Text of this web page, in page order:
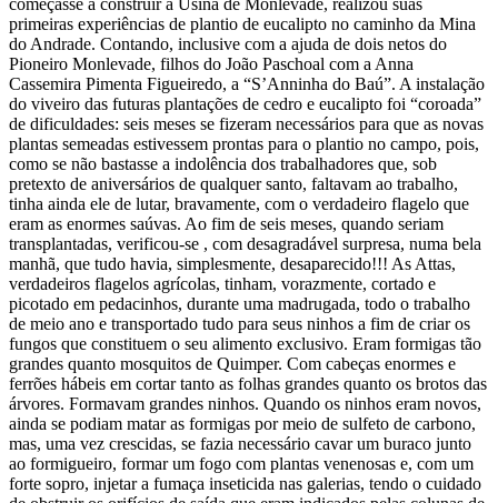
começasse a construir a Usina de Monlevade, realizou suas
primeiras experiências de plantio de eucalipto no caminho da Mina
do Andrade. Contando, inclusive com a ajuda de dois netos do
Pioneiro Monlevade, filhos do João Paschoal com a Anna
Cassemira Pimenta Figueiredo, a “S’Anninha do Baú”. A instalação
do viveiro das futuras plantações de cedro e eucalipto foi “coroada”
de dificuldades: seis meses se fizeram necessários para que as novas
plantas semeadas estivessem prontas para o plantio no campo, pois,
como se não bastasse a indolência dos trabalhadores que, sob
pretexto de aniversários de qualquer santo, faltavam ao trabalho,
tinha ainda ele de lutar, bravamente, com o verdadeiro flagelo que
eram as enormes saúvas. Ao fim de seis meses, quando seriam
transplantadas, verificou-se , com desagradável surpresa, numa bela
manhã, que tudo havia, simplesmente, desaparecido!!! As Attas,
verdadeiros flagelos agrícolas, tinham, vorazmente, cortado e
picotado em pedacinhos, durante uma madrugada, todo o trabalho
de meio ano e transportado tudo para seus ninhos a fim de criar os
fungos que constituem o seu alimento exclusivo. Eram formigas tão
grandes quanto mosquitos de Quimper. Com cabeças enormes e
ferrões hábeis em cortar tanto as folhas grandes quanto os brotos das
árvores. Formavam grandes ninhos. Quando os ninhos eram novos,
ainda se podiam matar as formigas por meio de sulfeto de carbono,
mas, uma vez crescidas, se fazia necessário cavar um buraco junto
ao formigueiro, formar um fogo com plantas venenosas e, com um
forte sopro, injetar a fumaça inseticida nas galerias, tendo o cuidado